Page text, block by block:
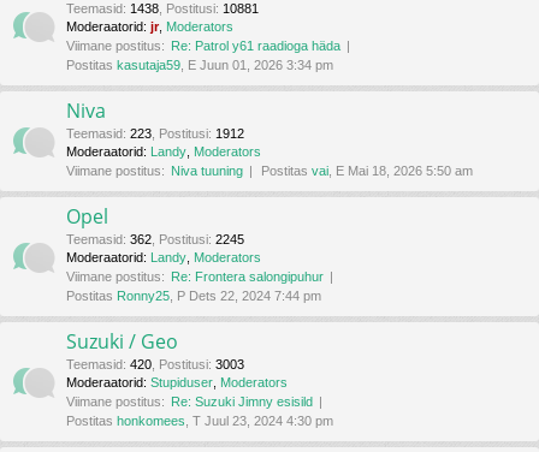
Teemasid: 1438 Postitusi: 10881
Moderaatorid: jr, Moderators
Viimane postitus: Re: Patrol y61 raadioga häda
Postitas kasutaja59 , E Juun 01, 2026 3:34 pm
Niva
Teemasid: 223 Postitusi: 1912
Moderaatorid: Landy Moderators
Viimane postitus: Niva tuuning Postitas vai , E Mai 18, 2026 5:50 am
Opel
Teemasid: 362 Postitusi: 2245
Moderaatorid: Landy Moderators
Viimane postitus: Re: Frontera salongipuhur
Postitas Ronny25 , P Dets 22, 2024 7:44 pm
Suzuki / Geo
Teemasid: 420 Postitusi: 3003
Moderaatorid: Stupiduser Moderators
Viimane postitus: Re: Suzuki Jimny esisild
Postitas honkomees , T Juul 23, 2024 4:30 pm